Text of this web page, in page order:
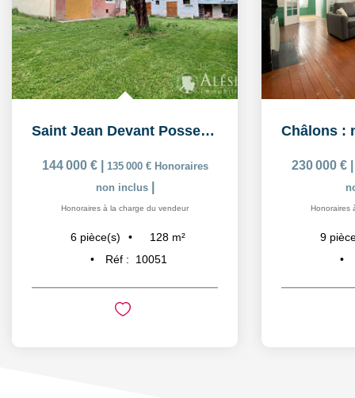
Saint Jean Devant Possesse : maison de charme avec...
144 000 € 135 000 € Honoraires
non inclus
Honoraires à la charge du vendeur
6 pièce(s) 128 m²
Réf :
10051
230 000 €
Honoraires
9